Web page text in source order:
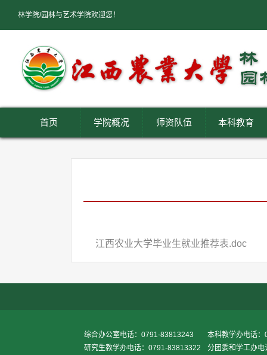
林学院/园林与艺术学院欢迎您！
首页 学院概况 师资队伍 本科教育
江西农业大学毕业生就业推荐表.doc
综合办公室电话：0791-83813243
本科教学办电话
研究生教学办电话：0791-83813322
分团委和学工办